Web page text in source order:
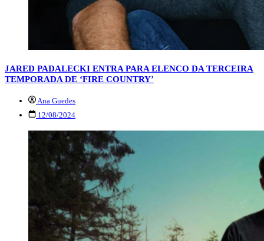
JARED PADALECKI ENTRA PARA ELENCO DA TERCEIRA
TEMPORADA DE ‘FIRE COUNTRY’
Ana Guedes
12/08/2024